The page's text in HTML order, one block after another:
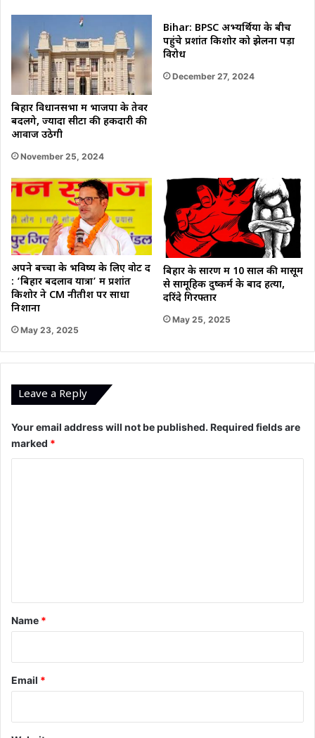
बिहार विधानसभा में भाजपा के तेवर
बदलेंगे, ज्यादा सीटों की हकदारी की
आवाज उठेगी
November 25, 2024
Bihar: BPSC अभ्यर्थियों के बीच
पहुंचे प्रशांत किशोर को झेलना पड़ा
विरोध
December 27, 2024
अपने बच्चों के भविष्य के लिए वोट दें
: ‘बिहार बदलाव यात्रा’ में प्रशांत
किशोर ने CM नीतीश पर साधा
निशाना
May 23, 2025
बिहार के सारण में 10 साल की मासूम
से सामूहिक दुष्कर्म के बाद हत्या,
दरिंदे गिरफ्तार
May 25, 2025
Leave a Reply
Your email address will not be published. Required fields are
marked *
*
Name *
Email *